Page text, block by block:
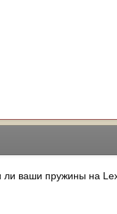
ли ваши пружины на